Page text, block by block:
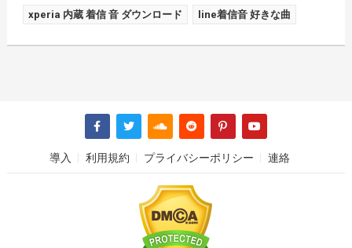
xperia 内蔵 着信 音 ダウンロード line着信音 好きな曲
導入 利用規約 プライバシーポリシー 連絡